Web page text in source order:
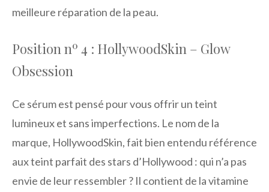
meilleure réparation de la peau.
Position nº 4 : HollywoodSkin – Glow
Obsession
Ce sérum est pensé pour vous offrir un teint
lumineux et sans imperfections. Le nom de la
marque, HollywoodSkin, fait bien entendu référence
aux teint parfait des stars d’Hollywood : qui n’a pas
envie de leur ressembler ? Il contient de la vitamine